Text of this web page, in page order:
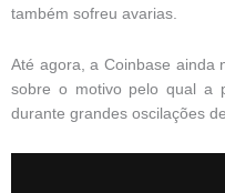
também sofreu avarias.
Até agora, a Coinbase ainda
sobre o motivo pelo qual a
durante grandes oscilações